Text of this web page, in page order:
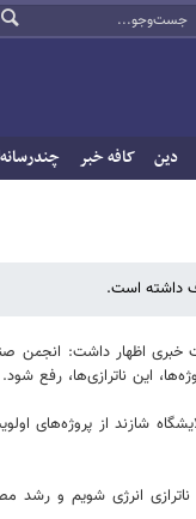
دین کافه خبر
خبری اظهار داشت: انجمن
این ناترازی‌ها، رفع شود.
شازند از پروژه‌های
انرژی شویم و